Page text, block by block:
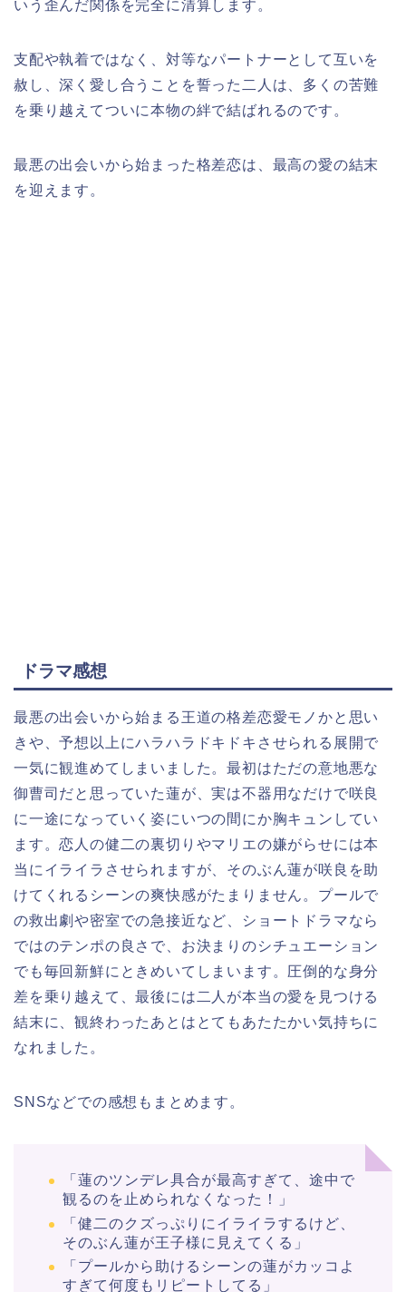
いう歪んだ関係を完全に清算します。
支配や執着ではなく、対等なパートナーとして互いを
赦し、深く愛し合うことを誓った二人は、多くの苦難
を乗り越えてついに本物の絆で結ばれるのです。
最悪の出会いから始まった格差恋は、最高の愛の結末
を迎えます。
ドラマ感想
最悪の出会いから始まる王道の格差恋愛モノかと思い
きや、予想以上にハラハラドキドキさせられる展開で
一気に観進めてしまいました。最初はただの意地悪な
御曹司だと思っていた蓮が、実は不器用なだけで咲良
に一途になっていく姿にいつの間にか胸キュンしてい
ます。恋人の健二の裏切りやマリエの嫌がらせには本
当にイライラさせられますが、そのぶん蓮が咲良を助
けてくれるシーンの爽快感がたまりません。プールで
の救出劇や密室での急接近など、ショートドラマなら
ではのテンポの良さで、お決まりのシチュエーション
でも毎回新鮮にときめいてしまいます。圧倒的な身分
差を乗り越えて、最後には二人が本当の愛を見つける
結末に、観終わったあとはとてもあたたかい気持ちに
なれました。
SNSなどでの感想もまとめます。
「蓮のツンデレ具合が最高すぎて、途中で
観るのを止められなくなった！」
「健二のクズっぷりにイライラするけど、
そのぶん蓮が王子様に見えてくる」
「プールから助けるシーンの蓮がカッコよ
すぎて何度もリピートしてる」